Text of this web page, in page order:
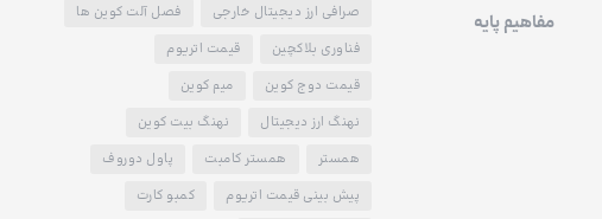
مفاهیم پایه
صرافی ارز دیجیتال خارجی
فصل آلت کوین ها
فناوری بلاکچین
قیمت اتریوم
قیمت دوج کوین
میم کوین
نهنگ ارز دیجیتال
نهنگ بیت کوین
همستر
همستر کامبت
پاول دوروف
پیش بینی قیمت اتریوم
کمبو کارت